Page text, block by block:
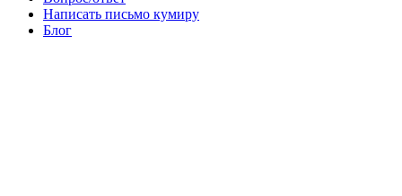
Написать письмо кумиру
Блог